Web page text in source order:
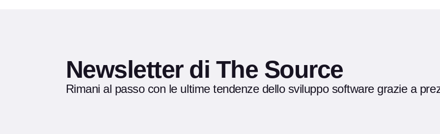
Newsletter di The Source
Rimani al passo con le ultime tendenze dello sviluppo software grazie a